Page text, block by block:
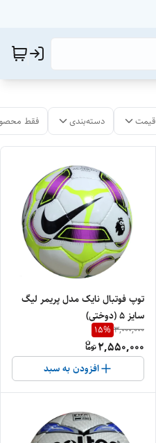
قیمت دسته‌بندی فقط
توپ فوتبال نایک مدل پریمر لیگ
سایز ۵ (دوختی)
3,000,000
15%
2,550,000
افزودن به سبد